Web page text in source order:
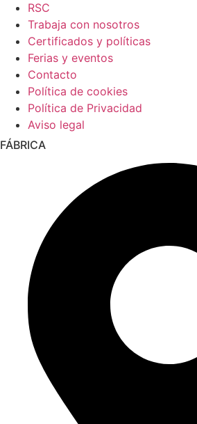
RSC
Trabaja con nosotros
Certificados y políticas
Ferias y eventos
Contacto
Política de cookies
Política de Privacidad
Aviso legal
FÁBRICA